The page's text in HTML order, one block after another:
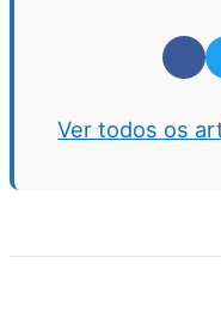
Ver todos os